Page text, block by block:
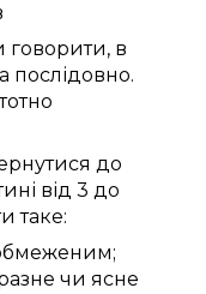
говорити, в
послідовно.
до
від 3 до
таке:
;
чи ясне